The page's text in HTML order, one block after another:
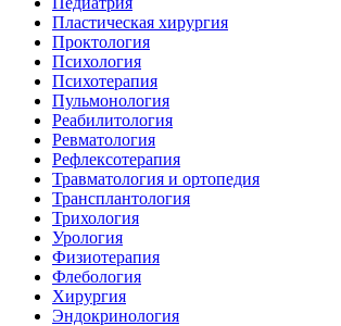
Пластическая хирургия
Проктология
Психология
Психотерапия
Пульмонология
Реабилитология
Ревматология
Рефлексотерапия
Травматология и ортопедия
Трансплантология
Трихология
Урология
Физиотерапия
Флебология
Хирургия
Эндокринология